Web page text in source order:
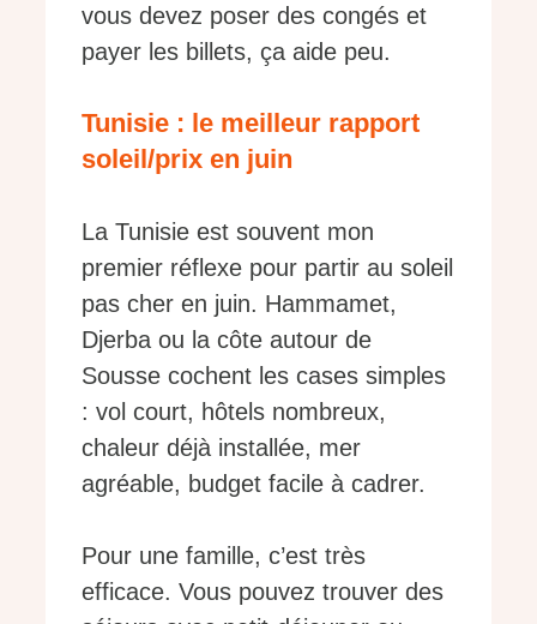
vous devez poser des congés et
payer les billets, ça aide peu.
Tunisie : le meilleur rapport
soleil/prix en juin
La Tunisie est souvent mon
premier réflexe pour partir au soleil
pas cher en juin. Hammamet,
Djerba ou la côte autour de
Sousse cochent les cases simples
: vol court, hôtels nombreux,
chaleur déjà installée, mer
agréable, budget facile à cadrer.
Pour une famille, c’est très
efficace. Vous pouvez trouver des